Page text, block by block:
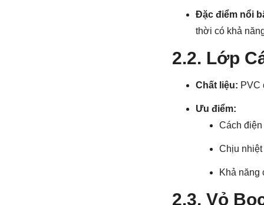
Đặc điểm nổi
thời có khả
2.2. Lớp
Chất liệu: PVC
Ưu điểm:
Cách điện
Chịu
Khả năng
2.3. Vỏ